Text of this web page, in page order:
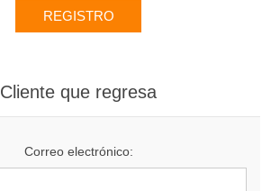
Cliente que regresa
Correo electrónico: